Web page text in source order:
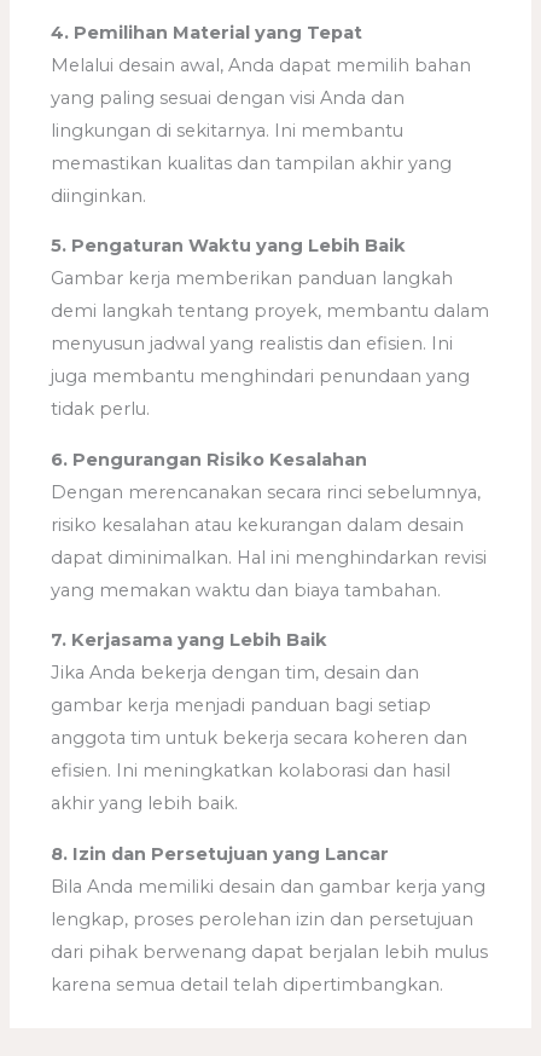
4. Pemilihan Material yang Tepat
Melalui desain awal, Anda dapat memilih bahan
yang paling sesuai dengan visi Anda dan
lingkungan di sekitarnya. Ini membantu
memastikan kualitas dan tampilan akhir yang
diinginkan.
5. Pengaturan Waktu yang Lebih Baik
Gambar kerja memberikan panduan langkah
demi langkah tentang proyek, membantu dalam
menyusun jadwal yang realistis dan efisien. Ini
juga membantu menghindari penundaan yang
tidak perlu.
6. Pengurangan Risiko Kesalahan
Dengan merencanakan secara rinci sebelumnya,
risiko kesalahan atau kekurangan dalam desain
dapat diminimalkan. Hal ini menghindarkan revisi
yang memakan waktu dan biaya tambahan.
7. Kerjasama yang Lebih Baik
Jika Anda bekerja dengan tim, desain dan
gambar kerja menjadi panduan bagi setiap
anggota tim untuk bekerja secara koheren dan
efisien. Ini meningkatkan kolaborasi dan hasil
akhir yang lebih baik.
8. Izin dan Persetujuan yang Lancar
Bila Anda memiliki desain dan gambar kerja yang
lengkap, proses perolehan izin dan persetujuan
dari pihak berwenang dapat berjalan lebih mulus
karena semua detail telah dipertimbangkan.